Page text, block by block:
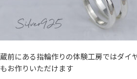
蔵前にある指輪作りの体験工房ではダイ
もお作りいただけます